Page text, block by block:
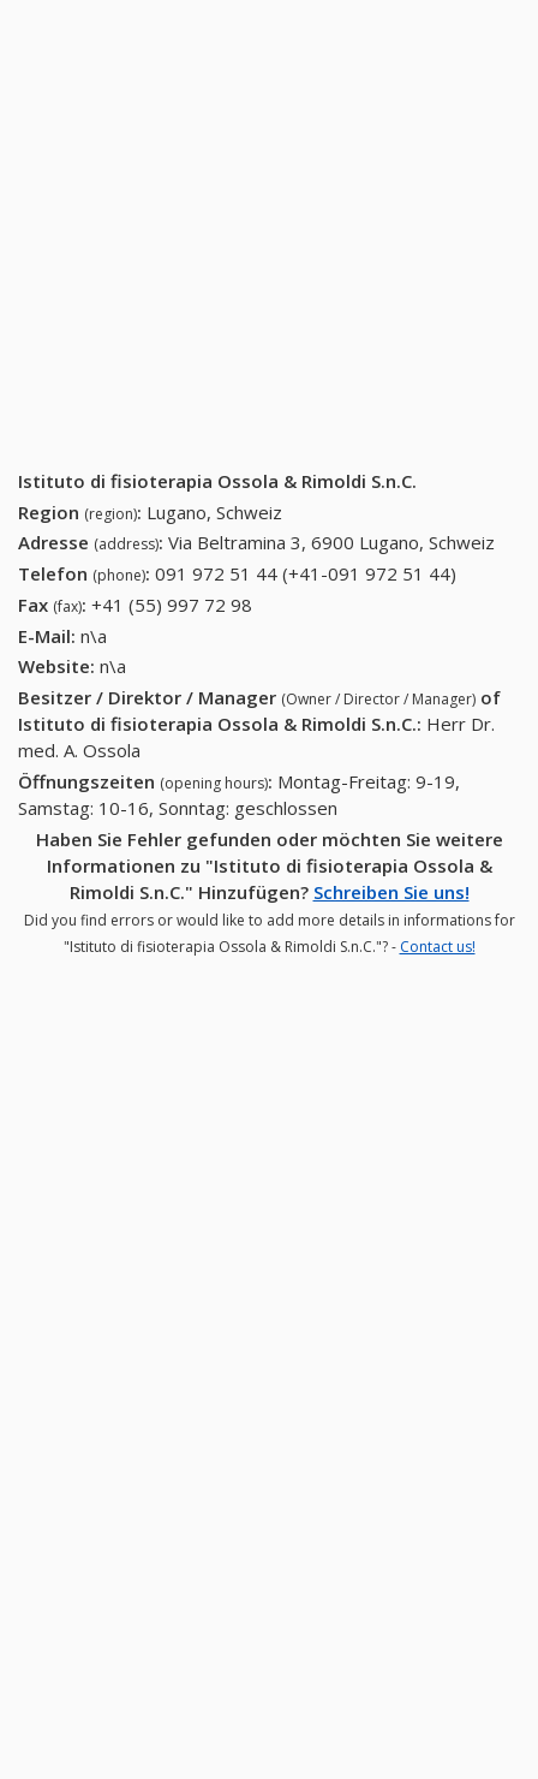
Istituto di fisioterapia Ossola & Rimoldi S.n.C.
Region (region): Lugano, Schweiz
Adresse (address): Via Beltramina 3, 6900 Lugano, Schweiz
Telefon (phone): 091 972 51 44 (+41-091 972 51 44)
Fax (fax): +41 (55) 997 72 98
E-Mail: n\a
Website: n\a
Besitzer / Direktor / Manager (Owner / Director / Manager) of
Istituto di fisioterapia Ossola & Rimoldi S.n.C.: Herr Dr.
med. A. Ossola
Öffnungszeiten (opening hours): Montag-Freitag: 9-19,
Samstag: 10-16, Sonntag: geschlossen
Haben Sie Fehler gefunden oder möchten Sie weitere
Informationen zu "Istituto di fisioterapia Ossola &
Rimoldi S.n.C." Hinzufügen? Schreiben Sie uns!
Did you find errors or would like to add more details in informations for
"Istituto di fisioterapia Ossola & Rimoldi S.n.C."? - Contact us!